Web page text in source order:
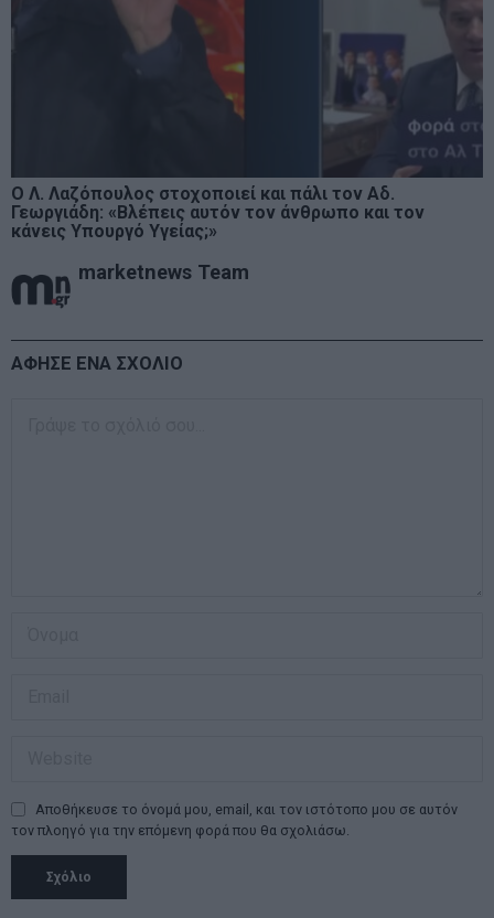
Ο Λ. Λαζόπουλος στοχοποιεί και πάλι τον Αδ.
Γεωργιάδη: «Βλέπεις αυτόν τον άνθρωπο και τον
κάνεις Υπουργό Υγείας;»
marketnews Team
ΑΦΗΣΕ ΕΝΑ ΣΧΟΛΙΟ
Αποθήκευσε το όνομά μου, email, και τον ιστότοπο μου σε αυτόν
τον πλοηγό για την επόμενη φορά που θα σχολιάσω.